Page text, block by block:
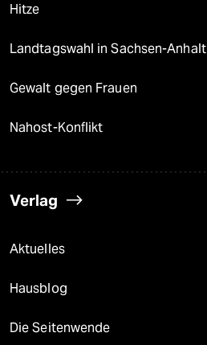
Hitze
Landtagswahl in Sachsen-Anhalt
Gewalt gegen Frauen
Nahost-Konflikt
Verlag
Aktuelles
Hausblog
Die Seitenwende